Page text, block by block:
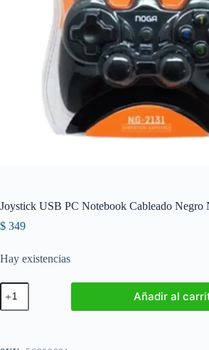
Joystick USB PC Notebook Cableado Negro
$ 349
Hay existencias
Joystick
USB
PC
Añadir al